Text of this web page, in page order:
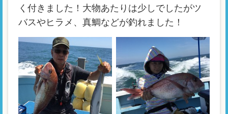
く付きました！大物あたりは少しでしたがツ
バスやヒラメ、真鯛などが釣れました！